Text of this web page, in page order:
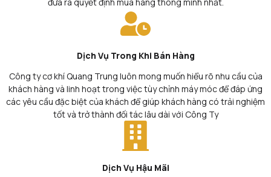
đưa ra quyết định mua hàng thông minh nhất.
Dịch Vụ Trong Khi Bán Hàng
Công ty cơ khí Quang Trung luôn mong muốn hiểu rõ nhu cầu của
khách hàng và linh hoạt trong việc tùy chỉnh máy móc để đáp ứng
các yêu cầu đặc biệt của khách để giúp khách hàng có trải nghiệm
tốt và trở thành đối tác lâu dài với Công Ty
Dịch Vụ Hậu Mãi